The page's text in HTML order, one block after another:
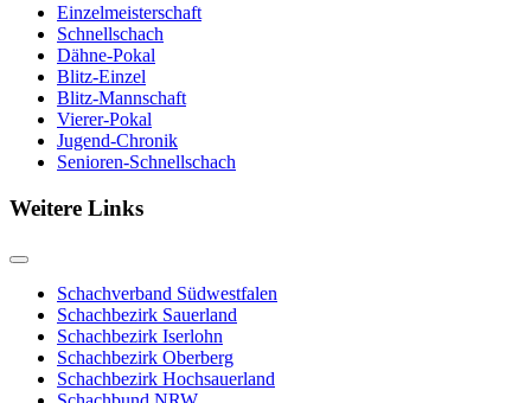
Einzelmeisterschaft
Schnellschach
Dähne-Pokal
Blitz-Einzel
Blitz-Mannschaft
Vierer-Pokal
Jugend-Chronik
Senioren-Schnellschach
Weitere Links
Schachverband Südwestfalen
Schachbezirk Sauerland
Schachbezirk Iserlohn
Schachbezirk Oberberg
Schachbezirk Hochsauerland